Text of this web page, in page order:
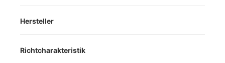
Sprache
Video
Hersteller
Richtcharakteristik